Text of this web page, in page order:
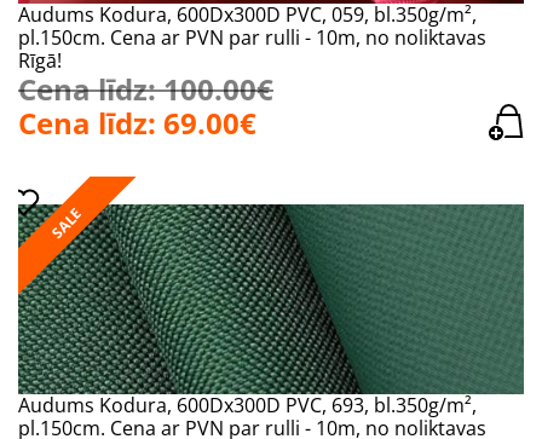
Audums Kodura, 600Dx300D PVC, 059, bl.350g/m²,
pl.150cm. Cena ar PVN par rulli - 10m, no noliktavas
Rīgā!
Cena līdz: 100.00€
Cena līdz: 69.00€
SALE
Audums Kodura, 600Dx300D PVC, 693, bl.350g/m²,
pl.150cm. Cena ar PVN par rulli - 10m, no noliktavas